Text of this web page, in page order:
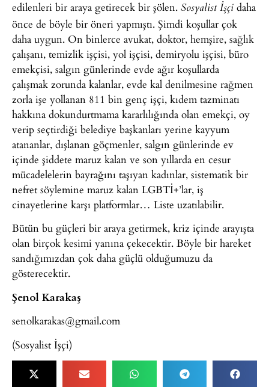
edilenleri bir araya getirecek bir şölen. Sosyalist İşçi daha
önce de böyle bir öneri yapmıştı. Şimdi koşullar çok
daha uygun. On binlerce avukat, doktor, hemşire, sağlık
çalışanı, temizlik işçisi, yol işçisi, demiryolu işçisi, büro
emekçisi, salgın günlerinde evde ağır koşullarda
çalışmak zorunda kalanlar, evde kal denilmesine rağmen
zorla işe yollanan 811 bin genç işçi, kıdem tazminatı
hakkına dokundurtmama kararlılığında olan emekçi, oy
verip seçtirdiği belediye başkanları yerine kayyum
atananlar, dışlanan göçmenler, salgın günlerinde ev
içinde şiddete maruz kalan ve son yıllarda en cesur
mücadelelerin bayrağını taşıyan kadınlar, sistematik bir
nefret söylemine maruz kalan LGBTİ+’lar, iş
cinayetlerine karşı platformlar… Liste uzatılabilir.
Bütün bu güçleri bir araya getirmek, kriz içinde arayışta
olan birçok kesimi yanına çekecektir. Böyle bir hareket
sandığımızdan çok daha güçlü olduğumuzu da
gösterecektir.
Şenol Karakaş
senolkarakas@gmail.com
(Sosyalist İşçi)